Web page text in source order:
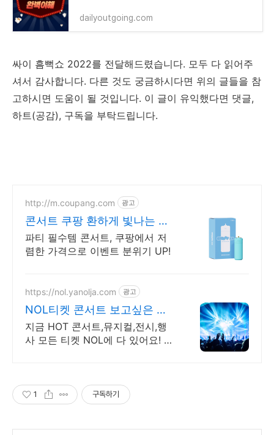
dailyoutgoing.com
싸이 흠뻑쇼 2022를 전달해드렸습니다. 모두 다 읽어주
셔서 감사합니다. 다른 것도 궁금하시다면 위의 글들을 참
고하시면 도움이 될 것입니다. 이 글이 유익했다면 댓글,
하트(공감), 구독을 부탁드립니다.
http://m.coupang.com 광고
콘서트 쿠팡 환하게 빛나는 파
티의 별
파티 필수템 콘서트, 쿠팡에서 저
렴한 가격으로 이벤트 분위기 UP!
https://nol.yanolja.com 광고
NOL티켓 콘서트 보고싶은 콘
서트 NOL할인
지금 HOT 콘서트,뮤지컬,전시,행
사 모든 티켓 NOL에 다 있어요! 콘
1 구독하기